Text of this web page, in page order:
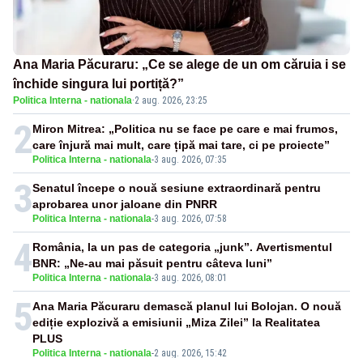
Ana Maria Păcuraru: „Ce se alege de un om căruia i se
închide singura lui portiță?”
Politica Interna - nationala·2 aug. 2026, 23:25
2 Politica Interna - nationala-3 aug. 2026, 07:35
Miron Mitrea: „Politica nu se face pe care e mai frumos,
care înjură mai mult, care țipă mai tare, ci pe proiecte”
3 Politica Interna - nationala-3 aug. 2026, 07:58
Senatul începe o nouă sesiune extraordinară pentru
aprobarea unor jaloane din PNRR
4 Politica Interna - nationala-3 aug. 2026, 08:01
România, la un pas de categoria „junk”. Avertismentul
BNR: „Ne-au mai păsuit pentru câteva luni”
5
Politica Interna - nationala-2 aug. 2026, 15:42
Ana Maria Păcuraru demască planul lui Bolojan. O nouă
ediție explozivă a emisiunii „Miza Zilei” la Realitatea
PLUS